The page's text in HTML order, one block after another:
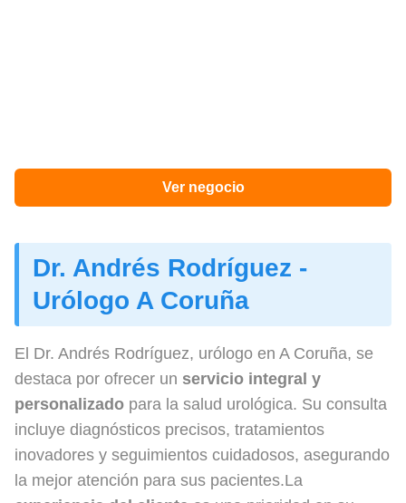
Ver negocio
Dr. Andrés Rodríguez -
Urólogo A Coruña
El Dr. Andrés Rodríguez, urólogo en A Coruña, se
destaca por ofrecer un servicio integral y
personalizado para la salud urológica. Su consulta
incluye diagnósticos precisos, tratamientos
inovadores y seguimientos cuidadosos, asegurando
la mejor atención para sus pacientes.La